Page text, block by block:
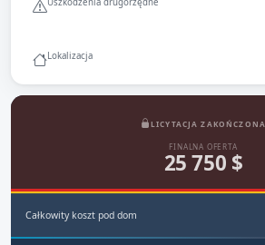
Uszkodzenia drugorzędne
Lokalizacja
LICYTACJA ZAKOŃCZONA
FINALNA OFERTA
25 750 $
Całkowity koszt pod dom